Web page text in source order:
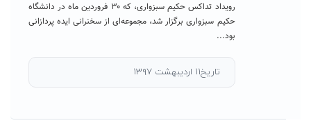
رویداد تداکس حکیم سبزواری، که ۳۰ فروردین ماه در دانشگاه
حکیم سبزواری برگزار شد، مجموعه‌ای از سخنرانی ایده پردازانی
بود...
تاریخ۱۱ اردیبهشت ۱۳۹۷